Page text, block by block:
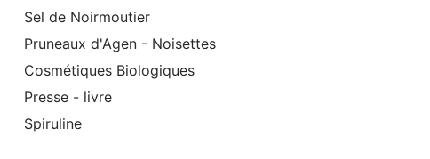
Sel de Noirmoutier
Pruneaux d'Agen - Noisettes
Cosmétiques Biologiques
Presse - livre
Spiruline